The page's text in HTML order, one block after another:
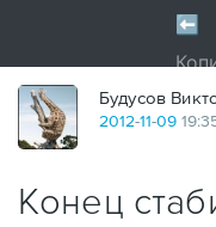
Будусов
2012-11-09
Конец